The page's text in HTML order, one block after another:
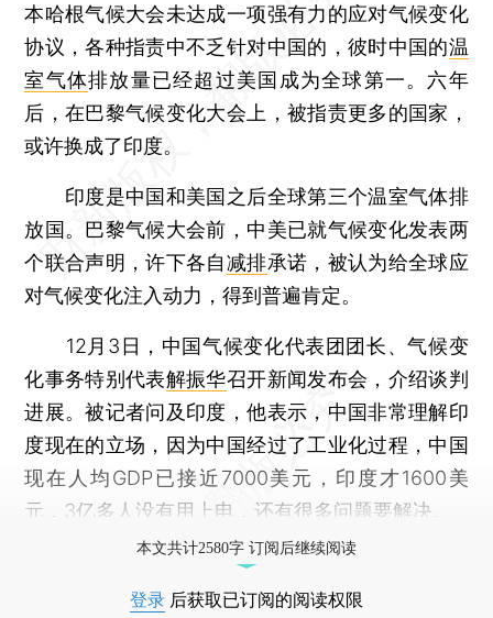
本哈根气候大会未达成一项强有力的应对气候变化
协议，各种指责中不乏针对中国的，彼时中国的温
室气体排放量已经超过美国成为全球第一。六年
后，在巴黎气候变化大会上，被指责更多的国家，
或许换成了印度。
印度是中国和美国之后全球第三个温室气体排
放国。巴黎气候大会前，中美已就气候变化发表两
个联合声明，许下各自减排承诺，被认为给全球应
对气候变化注入动力，得到普遍肯定。
12月3日，中国气候变化代表团团长、气候变
化事务特别代表解振华召开新闻发布会，介绍谈判
进展。被记者问及印度，他表示，中国非常理解印
度现在的立场，因为中国经过了工业化过程，中国
现在人均GDP已接近7000美元，印度才1600美
元，3亿多人没有用上电，还有很多问题要解决。
本文共计2580字 订阅后继续阅读
登录 后获取已订阅的阅读权限